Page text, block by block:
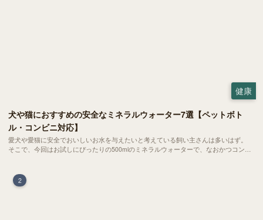
健康
犬や猫におすすめの安全なミネラルウォーター7選【ペットボト
ル・コンビニ対応】
愛犬や愛猫に安全でおいしいお水を与えたいと考えている飼い主さんは多いはず。
そこで、今回はお試しにぴったりの500mlのミネラルウォーターで、なおかつコンビ
2